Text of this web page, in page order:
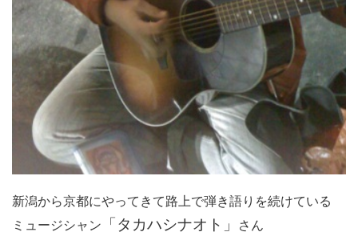
新潟から京都にやってきて路上で弾き語りを続けている
ミュージシャン
「タカハシナオト」
さん